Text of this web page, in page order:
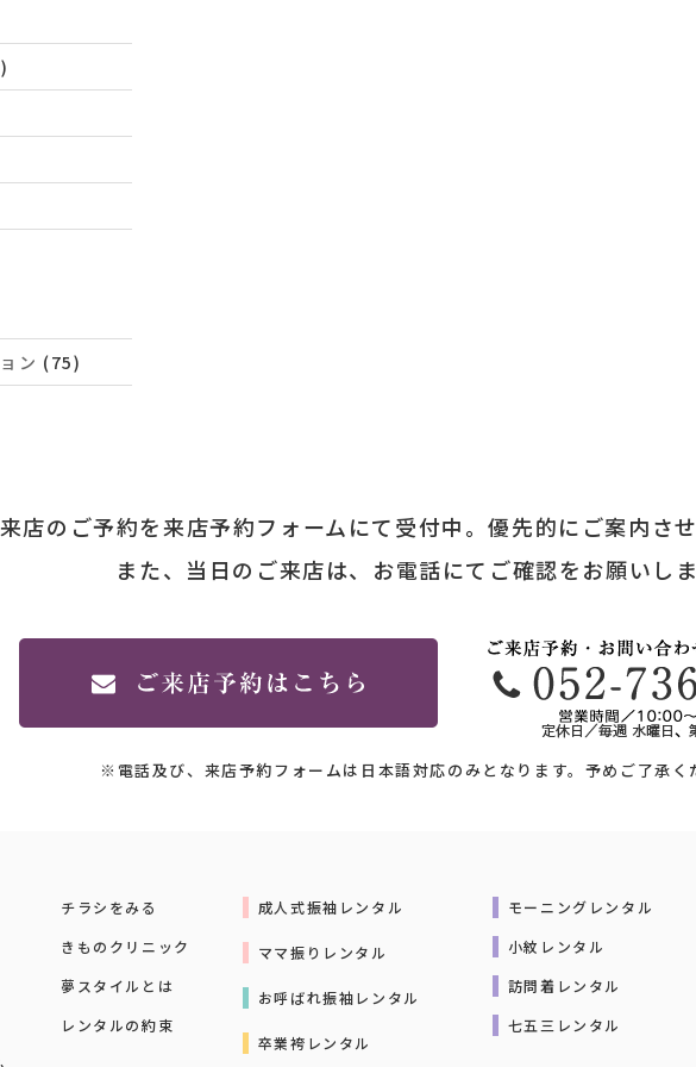
ン (75)
店のご予約を来店予約フォームにて受付中。優先的にご案内させ
また、当日のご来店は、お電話にてご確認をお願いしま
※電話及び、来店予約フォームは日本語対応のみとなります。予めご了承く
チラシをみる
きものクリニック
夢スタイルとは
レンタルの約束
成人式振袖レンタル
ママ振りレンタル
お呼ばれ振袖レンタル
卒業袴レンタル
モーニングレンタル
小紋レンタル
訪問着レンタル
七五三レンタル